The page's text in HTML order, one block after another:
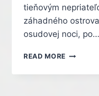
tieňovým
záhadného
osudovej noci, po…
READ MORE LIMINAL
–